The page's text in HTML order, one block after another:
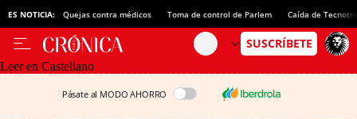
ES NOTICIA: Quejas contra médicos Toma de control de Parlem Caída de
Leer en Castellano
Pásate al MODO AHORRO